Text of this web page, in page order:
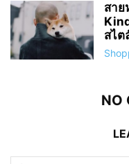
สาย
สไต
NO